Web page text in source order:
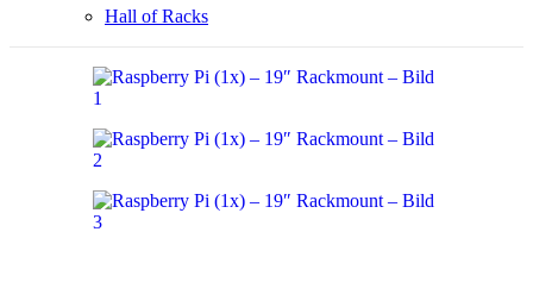
Hall of Racks